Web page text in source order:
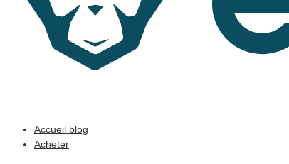
Accueil blog
Acheter